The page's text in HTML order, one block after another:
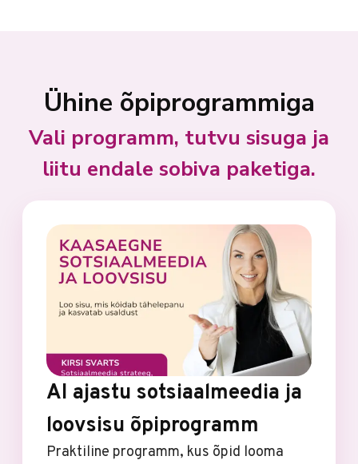
Ühine õpiprogrammiga
Vali programm, tutvu sisuga ja
liitu endale sobiva paketiga.
AI ajastu sotsiaalmeedia ja
loovsisu õpiprogramm
Praktiline programm, kus õpid looma